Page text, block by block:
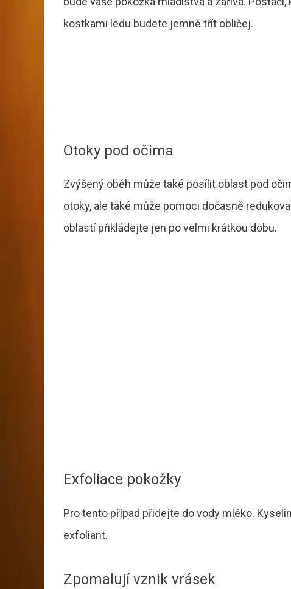
kostkami ledu budete jemně třít obličej.
Otoky pod očima
Zvýšený oběh může také posílit oblast pod
otoky, ale také může pomoci dočasně
oblastí přikládejte jen po velmi krátkou dobu.
Exfoliace pokožky
Pro tento případ přidejte do vody mléko.
exfoliant.
Zpomalují vznik vrásek